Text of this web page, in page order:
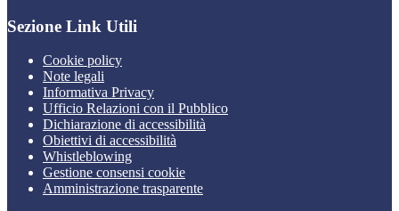
Sezione Link Utili
Cookie policy
Note legali
Informativa Privacy
Ufficio Relazioni con il Pubblico
Dichiarazione di accessibilità
Obiettivi di accessibilità
Whistleblowing
Gestione consensi cookie
Amministrazione trasparente